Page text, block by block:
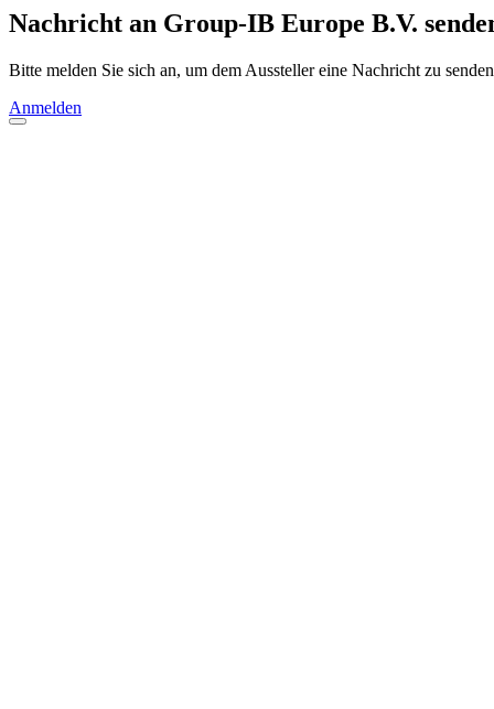
Nachricht an Group-IB Europe B.V.
Bitte melden Sie sich an, um dem Aussteller eine Nachricht zu
Anmelden